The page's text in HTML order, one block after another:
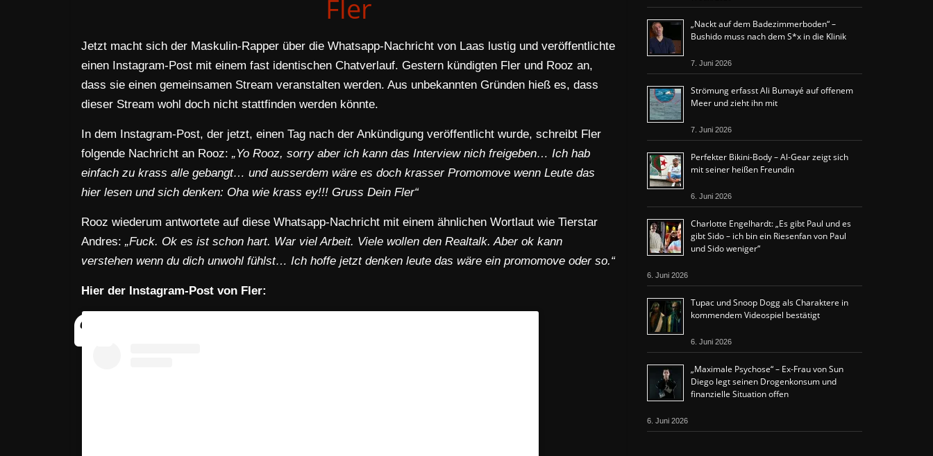
Fler
Jetzt macht sich der Maskulin-Rapper über die Whatsapp-Nachricht von Laas lustig und veröffentlichte
einen Instagram-Post mit einem fast identischen Chatverlauf. Gestern kündigten Fler und Rooz an,
dass sie einen gemeinsamen Stream veranstalten werden. Aus unbekannten Gründen hieß es, dass
dieser Stream wohl doch nicht stattfinden werden könnte.
In dem Instagram-Post, der jetzt, einen Tag nach der Ankündigung veröffentlicht wurde, schreibt Fler
folgende Nachricht an Rooz: „Yo Rooz, sorry aber ich kann das Interview nich freigeben… Ich hab
einfach zu krass alle gebangt… und ausserdem wäre es doch krasser Promomove wenn Leute das
hier lesen und sich denken: Oha wie krass ey!!! Gruss Dein Fler“
Rooz wiederum antwortete auf diese Whatsapp-Nachricht mit einem ähnlichen Wortlaut wie Tierstar
Andres: „Fuck. Ok es ist schon hart. War viel Arbeit. Viele wollen den Realtalk. Aber ok kann
verstehen wenn du dich unwohl fühlst… Ich hoffe jetzt denken leute das wäre ein promomove oder so.“
Hier der Instagram-Post von Fler:
„Nackt auf dem Badezimmerboden“ –
Bushido muss nach dem S*x in die Klinik
7. Juni 2026
Strömung erfasst Ali Bumayé auf offenem
Meer und zieht ihn mit
7. Juni 2026
Perfekter Bikini-Body – Al-Gear zeigt sich
mit seiner heißen Freundin
6. Juni 2026
Charlotte Engelhardt: „Es gibt Paul und es
gibt Sido – ich bin ein Riesenfan von Paul
und Sido weniger“
6. Juni 2026
Tupac und Snoop Dogg als Charaktere in
kommendem Videospiel bestätigt
6. Juni 2026
„Maximale Psychose“ – Ex-Frau von Sun
Diego legt seinen Drogenkonsum und
finanzielle Situation offen
6. Juni 2026